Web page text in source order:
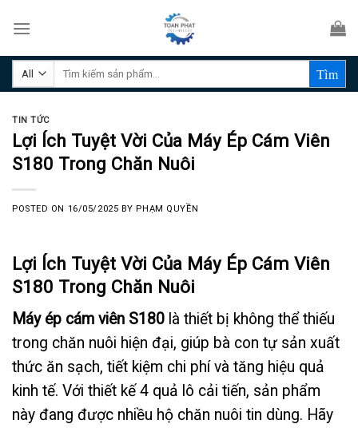
Tìm
TIN TỨC
Lợi Ích Tuyệt Vời Của Máy Ép Cám Viên
S180 Trong Chăn Nuôi
POSTED ON 16/05/2025 BYPHẠM QUYỀN
Lợi Ích Tuyệt Vời Của Máy Ép Cám Viên
S180 Trong Chăn Nuôi
Máy ép cám viên S180 là thiết bị không thể thiếu
trong chăn nuôi hiện đại, giúp bà con tự sản xuất
thức ăn sạch, tiết kiệm chi phí và tăng hiệu quả
kinh tế. Với thiết kế 4 quả lô cải tiến, sản phẩm
này đang được nhiều hộ chăn nuôi tin dùng. Hãy